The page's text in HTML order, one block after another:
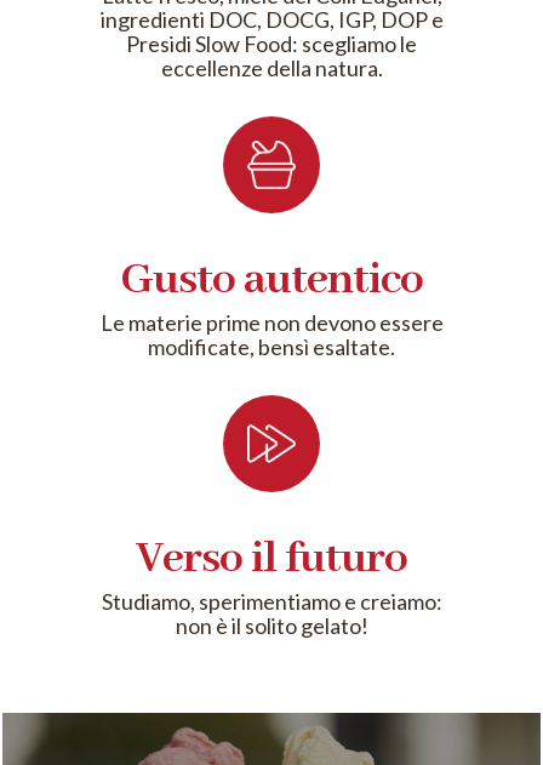
ingredienti DOC, DOCG, IGP, DOP e
Presidi Slow Food: scegliamo le
eccellenze della natura.
Gusto autentico
Le materie prime non devono essere
modificate, bensì esaltate.
Verso il futuro
Studiamo, sperimentiamo e creiamo:
non è il solito gelato!